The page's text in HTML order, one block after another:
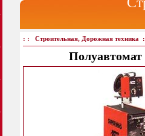
: : Строительная, Дорожная техника